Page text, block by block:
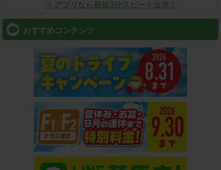
⇒ アプリなら最短3分スピード出発！
おすすめコンテンツ